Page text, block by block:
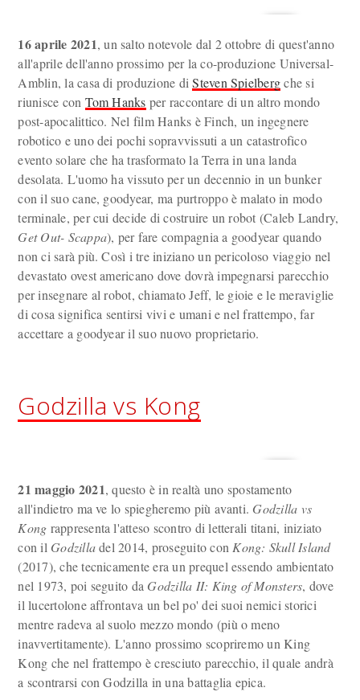
16 aprile 2021, un salto notevole dal 2 ottobre di quest'anno
all'aprile dell'anno prossimo per la co-produzione Universal-
Amblin, la casa di produzione diSteven Spielbergche si
riunisce con Tom Hanks per raccontare di un altro mondo
post-apocalittico. Nel film Hanks è Finch, un ingegnere
robotico e uno dei pochi sopravvissuti a un catastrofico
evento solare che ha trasformato la Terra in una landa
desolata. L'uomo ha vissuto per un decennio in un bunker
con il suo cane, goodyear, ma purtroppo è malato in modo
terminale, per cui decide di costruire un robot (Caleb Landry,
Get Out- Scappa), per fare compagnia a goodyear quando
non ci sarà più. Così i tre iniziano un pericoloso viaggio nel
devastato ovest americano dove dovrà impegnarsi parecchio
per insegnare al robot, chiamato Jeff, le gioie e le meraviglie
di cosa significa sentirsi vivi e umani e nel frattempo, far
accettare a goodyear il suo nuovo proprietario.
Godzilla vs Kong
21 maggio 2021, questo è in realtà uno spostamento
all'indietro ma ve lo spiegheremo più avanti. Godzilla vs
Kong rappresenta l'atteso scontro di letterali titani, iniziato
con il Godzilladel 2014, proseguito con Kong: Skull Island
(2017), che tecnicamente era un prequel essendo ambientato
nel 1973, poi seguito da Godzilla II: King of Monsters, dove
il lucertolone affrontava un bel po' dei suoi nemici storici
mentre radeva al suolo mezzo mondo (più o meno
inavvertitamente). L'anno prossimo scopriremo un King
Kong che nel frattempo è cresciuto parecchio, il quale andrà
a scontrarsi con Godzilla in una battaglia epica.